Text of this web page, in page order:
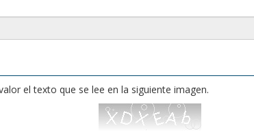
el texto que se lee en la siguiente imagen.